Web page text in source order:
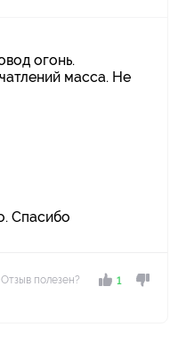
огонь.
масса. Не
Спасибо
Отзыв полезен? 1